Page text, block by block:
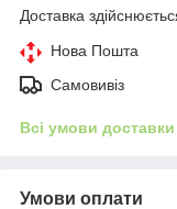
Доставка
Нова Пошта
Самовивіз
Всі умови доставки
Умови оплати